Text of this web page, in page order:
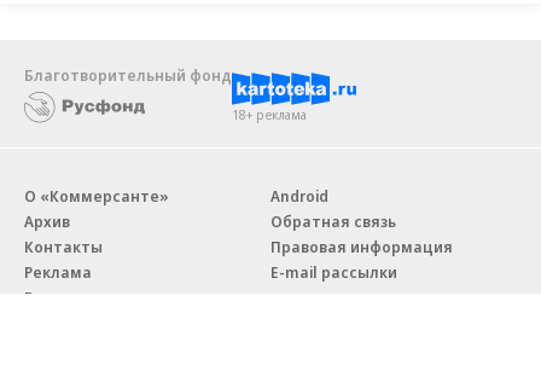
Благотворительный фонд
18+ реклама
О «Коммерсанте»
Архив
Контакты
Реклама
Вакансии
Android
Обратная связь
Правовая информация
E-mail рассылки